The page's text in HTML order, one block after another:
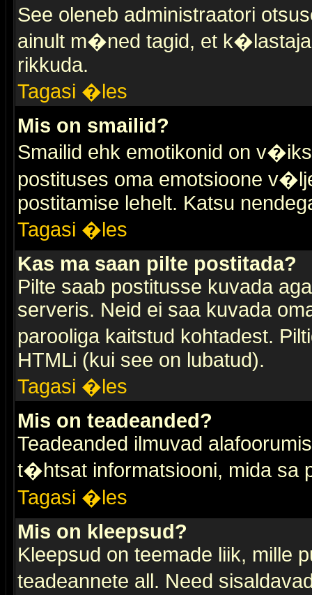
See oleneb administraatori
ainult m�ned tagid, et
rikkuda.
Tagasi �les
Mis on smailid?
Smailid ehk emotikonid on
postituses oma emotsioone
postitamise lehelt. Katsu
Tagasi �les
Kas ma saan pilte postitada?
Pilte saab postitusse kuvada
serveris. Neid ei saa kuvada
parooliga kaitstud kohtadest.
HTMLi (kui see on lubatud).
Tagasi �les
Mis on teadeanded?
Teadeanded ilmuvad
t�htsat informatsiooni, mida sa
Tagasi �les
Mis on kleepsud?
Kleepsud on teemade liik, mille
teadeannete all. Need